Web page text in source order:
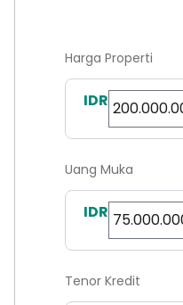
Harga Properti
IDR
Uang Muka
IDR
Tenor Kredit